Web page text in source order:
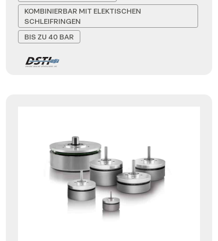
KOMBINIERBAR MIT ELEKTISCHEN
SCHLEIFRINGEN
BIS ZU 40 BAR